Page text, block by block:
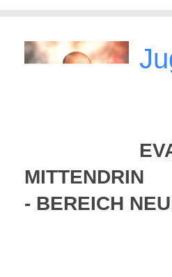
MITTENDRIN
- BEREICH